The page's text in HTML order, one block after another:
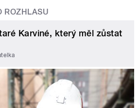
ROZHLASU
Karviné, který měl zůstat